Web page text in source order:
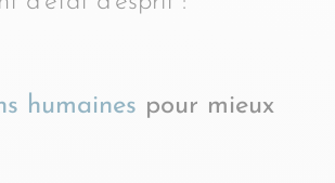
humaines pour mieux